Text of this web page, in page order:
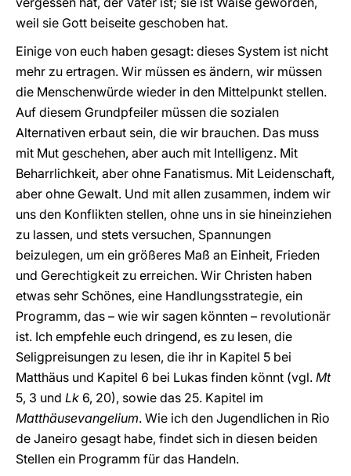
weil sie Gott beiseite geschoben hat.
Einige von euch haben gesagt: dieses System ist nicht
mehr zu ertragen. Wir müssen es ändern, wir müssen
die Menschenwürde wieder in den Mittelpunkt stellen.
Auf diesem Grundpfeiler müssen die sozialen
Alternativen erbaut sein, die wir brauchen. Das muss
mit Mut geschehen, aber auch mit Intelligenz. Mit
Beharrlichkeit, aber ohne Fanatismus. Mit Leidenschaft,
aber ohne Gewalt. Und mit allen zusammen, indem wir
uns den Konflikten stellen, ohne uns in sie hineinziehen
zu lassen, und stets versuchen, Spannungen
beizulegen, um ein größeres Maß an Einheit, Frieden
und Gerechtigkeit zu erreichen. Wir Christen haben
etwas sehr Schönes, eine Handlungsstrategie, ein
Programm, das – wie wir sagen könnten – revolutionär
ist. Ich empfehle euch dringend, es zu lesen, die
Seligpreisungen zu lesen, die ihr in Kapitel 5 bei
Matthäus und Kapitel 6 bei Lukas finden könnt (vgl. Mt
5, 3 und Lk 6, 20), sowie das 25. Kapitel im
Matthäusevangelium. Wie ich den Jugendlichen in Rio
de Janeiro gesagt habe, findet sich in diesen beiden
Stellen ein Programm für das Handeln.